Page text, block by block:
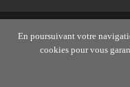
Copyright © 2026
En poursuivant votre
cookies pour vous